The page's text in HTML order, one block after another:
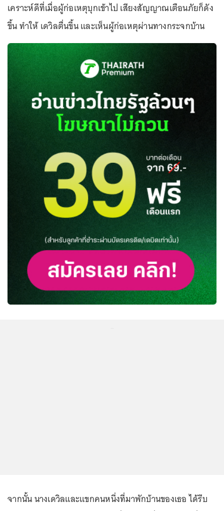
เคราะห์ดีที่เมื่อผู้ก่อเหตุบุกเข้าไป เสียงสัญญาณเตือนภัยก็ดัง
ขึ้น ทำให้ เดวิลตื่นขึ้น และเห็นผู้ก่อเหตุผ่านทางกระจกบ้าน
จากนั้น นางเดวิลและแขกคนหนึ่งที่มาพักบ้านของเธอ ได้รีบ